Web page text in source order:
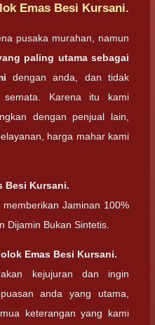
Emas Besi Kursani.
pusaka murahan, namun
paling utama sebagai
dengan anda, dan tidak
semata. Karena itu kami
dengan penjual lain,
harga mahar kami
Besi Kursani.
Jaminan 100%
Dijamin Bukan Sintetis.
Emas Besi Kursani.
kejujuran dan ingin
anda yang utama,
keterangan yang kami